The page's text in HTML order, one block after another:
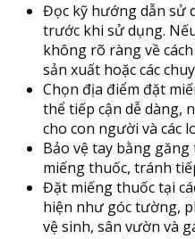
Đọc kỹ hướng dẫn sử
trước khi sử dụng.
không rõ ràng về
sản xuất hoặc các
Chọn địa điểm đặt
thể tiếp cận dễ dàng,
cho con người và các
Bảo vệ tay bằng
miếng thuốc, tránh
Đặt miếng thuốc tại
hiện như góc tường,
vệ sinh, sân vườn và